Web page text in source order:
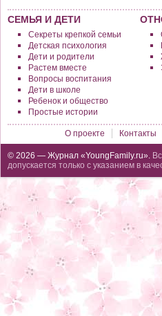
СЕМЬЯ И ДЕТИ
Секреты крепкой семьи
Детская психология
Дети и родители
Растем вместе
Вопросы воспитания
Дети в школе
Ребенок и общество
Простые истории
О проекте Контакты
© 2026 — Журнал «YoungFamily.ru».
допускается только с указанием в